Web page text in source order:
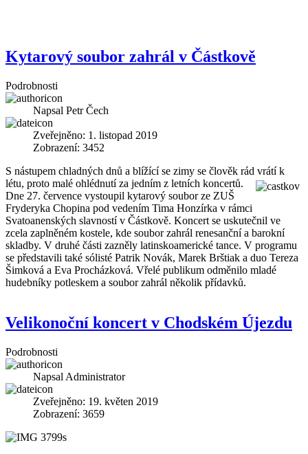
Kytarový soubor zahrál v Částkově
Podrobnosti
Napsal Petr Čech
Zveřejněno: 1. listopad 2019
Zobrazení: 3452
S nástupem chladných dnů a blížící se zimy se člověk rád vrátí k
létu, proto malé ohlédnutí za jedním z letních koncertů.
Dne 27. července vystoupil kytarový soubor ze ZUŠ
Fryderyka Chopina pod vedením Tima Honzírka v rámci
Svatoanenských slavností v Částkově. Koncert se uskutečnil ve
zcela zaplněném kostele, kde soubor zahrál renesanční a barokní
skladby. V druhé části zazněly latinskoamerické tance. V programu
se představili také sólisté Patrik Novák, Marek Brštiak a duo Tereza
Šimková a Eva Procházková. Vřelé publikum odměnilo mladé
hudebníky potleskem a soubor zahrál několik přídavků.
Velikonoční koncert v Chodském Újezdu
Podrobnosti
Napsal Administrator
Zveřejněno: 19. květen 2019
Zobrazení: 3659